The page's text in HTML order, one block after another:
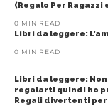
(Regalo Per Ragazzi
0 MIN READ
Libri da leggere:
0 MIN READ
Libri da leggere:
regalarti quindi ho
Regali divertenti per